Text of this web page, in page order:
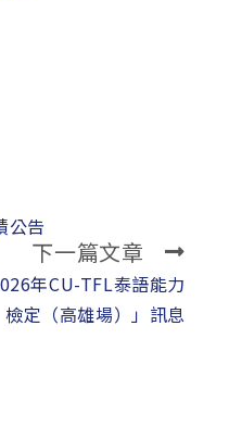
公告
下一篇文章
年CU-TFL泰語能力
檢定（高雄場）」訊息